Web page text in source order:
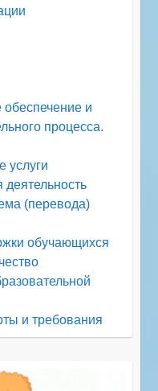
обеспечение и
процесса.
услуги
(перевода)
обучающихся
и требования